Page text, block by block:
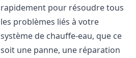
rapidement pour résoudre tous
les problèmes liés à votre
système de chauffe-eau, que ce
soit une panne, une réparation